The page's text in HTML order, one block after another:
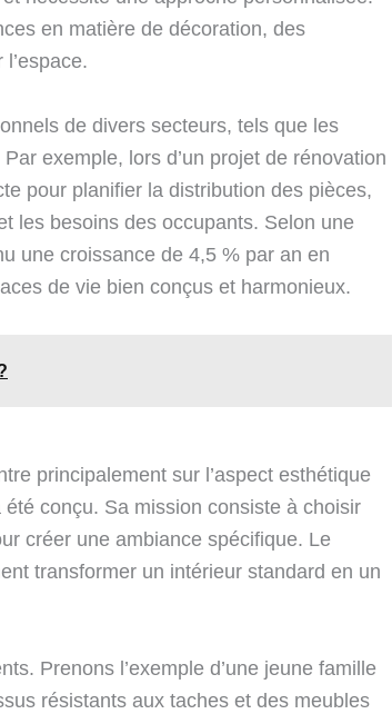
en matière de décoration, des
de divers secteurs, tels que les
exemple, lors d’un projet de rénovation
pour planifier la distribution des pièces,
les besoins des occupants. Selon une
une croissance de 4,5 % par an en
de vie bien conçus et harmonieux.
principalement sur l’aspect esthétique
conçu. Sa mission consiste à choisir
créer une ambiance spécifique. Le
transformer un intérieur standard en un
Prenons l’exemple d’une jeune famille
résistants aux taches et des meubles